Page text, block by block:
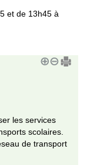
et de 13h45 à
les services
scolaires.
de transport